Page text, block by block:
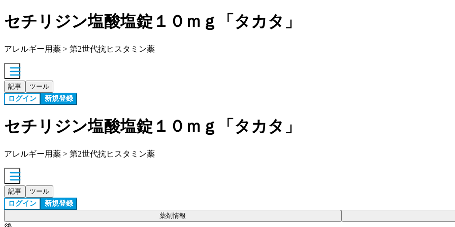
セチリジン塩酸塩錠１０ｍｇ「タカタ」
アレルギー用薬 > 第2世代抗ヒスタミン薬
記事 ツール
ログイン 新規登録
セチリジン塩酸塩錠１０ｍｇ「タカタ」
アレルギー用薬 > 第2世代抗ヒスタミン薬
記事 ツール
ログイン 新規登録
薬剤情報